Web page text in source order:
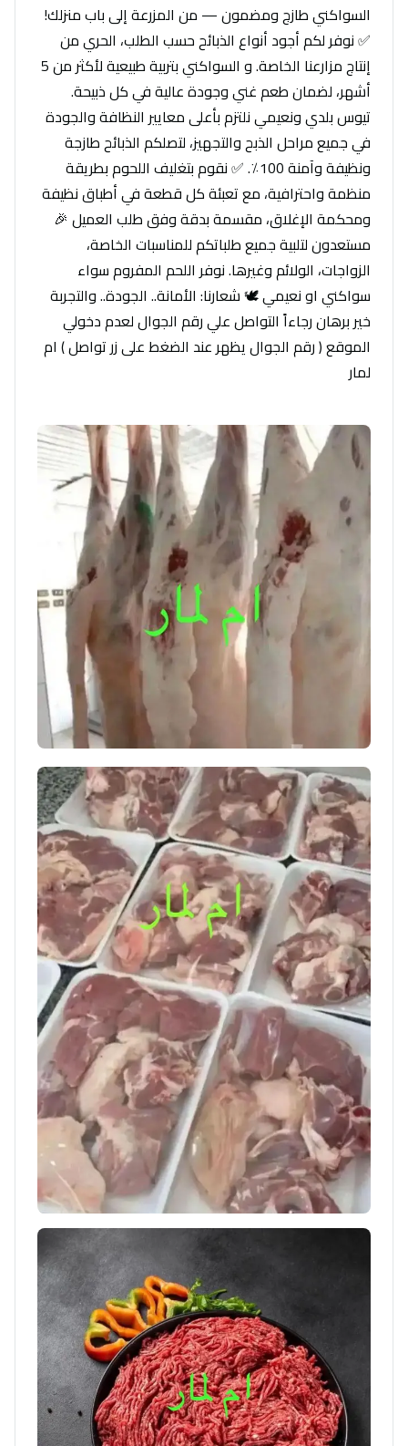
السواكني طازج ومضمون — من المزرعة إلى باب منزلك!
✅ نوفر لكم أجود أنواع الذبائح حسب الطلب، الحري من
إنتاج مزارعنا الخاصة. و السواكني بتربية طبيعية لأكثر من 5
أشهر، لضمان طعم غني وجودة عالية في كل ذبيحة.
تيوس بلدي ونعيمي نلتزم بأعلى معايير النظافة والجودة
في جميع مراحل الذبح والتجهيز، لتصلكم الذبائح طازجة
ونظيفة وآمنة 100٪. ✅ نقوم بتغليف اللحوم بطريقة
منظمة واحترافية، مع تعبئة كل قطعة في أطباق نظيفة
ومحكمة الإغلاق، مقسمة بدقة وفق طلب العميل 🎉
مستعدون لتلبية جميع طلباتكم للمناسبات الخاصة،
الزواجات، الولائم وغيرها. نوفر اللحم المفروم سواء
سواكني او نعيمي 🕊 شعارنا: الأمانة.. الجودة.. والتجربة
خير برهان رجاءاً التواصل علي رقم الجوال لعدم دخولي
الموقع ( رقم الجوال يظهر عند الضغط على زر تواصل ) ام
لمار